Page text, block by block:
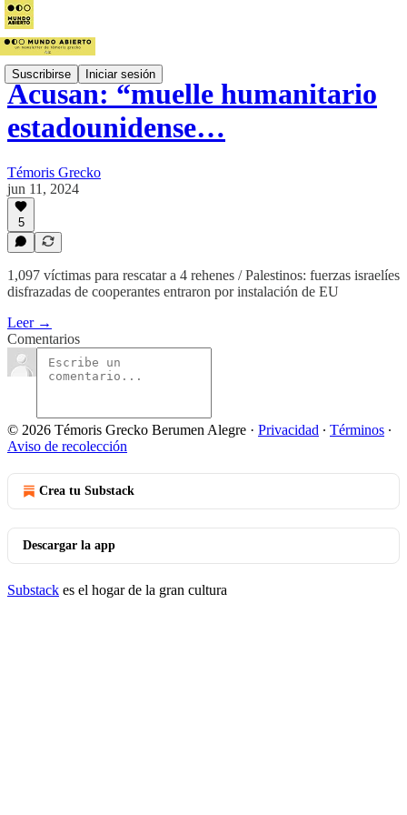
Suscribirse Iniciar sesión
Acusan: “muelle humanitario
estadounidense…
Témoris Grecko
jun 11, 2024
5
1,097 víctimas para rescatar a 4 rehenes / Palestinos: fuerzas israelíes
disfrazadas de cooperantes entraron por instalación de EU
Leer →
Comentarios
© 2026 Témoris Grecko Berumen Alegre · Privacidad ∙ Términos ∙
Aviso de recolección
Crea tu Substack
Descargar la app
Substack es el hogar de la gran cultura